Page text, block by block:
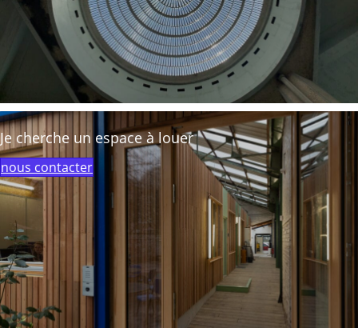
Je cherche un espace à louer
nous contacter